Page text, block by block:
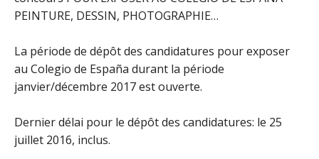
PEINTURE, DESSIN, PHOTOGRAPHIE…
La période de dépôt des candidatures pour exposer
au Colegio de España durant la période
janvier/décembre 2017 est ouverte.
Dernier délai pour le dépôt des candidatures: le 25
juillet 2016, inclus.